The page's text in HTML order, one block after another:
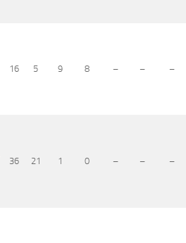
16 5 9 8 – – –
36 21 1 0 – – –